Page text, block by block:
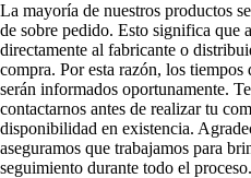
La mayoría de nuestros productos
de sobre pedido. Esto significa que
directamente al fabricante o
compra. Por esta razón, los tiempos
serán informados oportunamente.
contactarnos antes de realizar tu
disponibilidad en existencia.
aseguramos que trabajamos para
seguimiento durante todo el proceso.